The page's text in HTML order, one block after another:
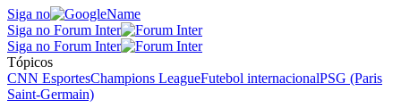
Siga no
Siga no Forum Inter
Siga no Forum Inter
Tópicos
CNN EsportesChampions LeagueFutebol internacionalPSG (Paris
Saint-Germain)